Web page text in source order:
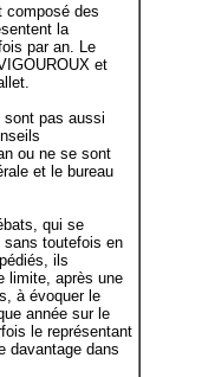
composé des
la
par an. Le
et
sont pas aussi
ou ne se sont
et le bureau
qui se
sans toutefois en
ils
limite, après une
à évoquer le
année sur le
le représentant
davantage dans